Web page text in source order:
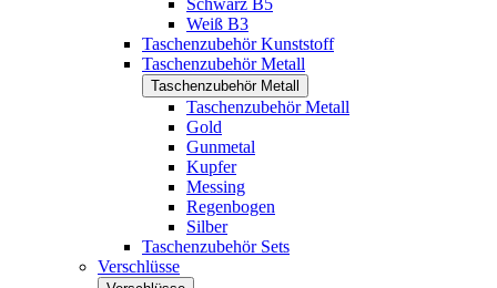
Schwarz B5
Weiß B3
Taschenzubehör Kunststoff
Taschenzubehör Metall
Taschenzubehör Metall
Taschenzubehör Metall
Gold
Gunmetal
Kupfer
Messing
Regenbogen
Silber
Taschenzubehör Sets
Verschlüsse